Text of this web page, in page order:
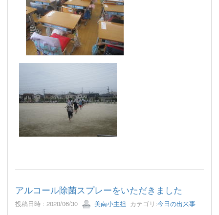
アルコール除菌スプレーをいただきました
投稿日時 : 2020/06/30 美南小主担 カテゴリ:今日の出来事